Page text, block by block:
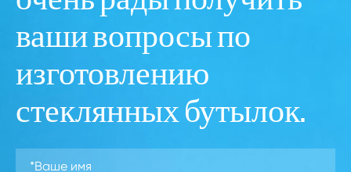
ваши вопросы по
изготовлению
стеклянных бутылок.